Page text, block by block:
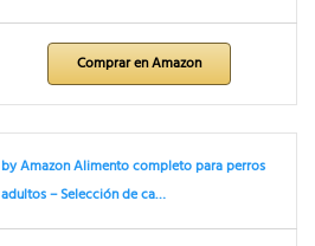
Comprar en Amazon
by Amazon Alimento completo para perros
adultos – Selección de ca…